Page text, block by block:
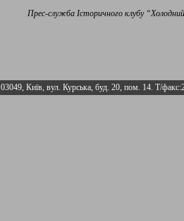
Прес-служба Історичного клубу
03049, Київ, вул. Курська, буд. 20, пом. 14. Т/